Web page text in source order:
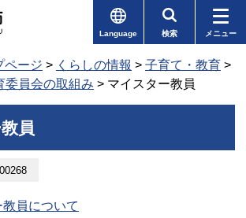
Language 検索 メニュー
ページ > くらしの情報 > 子育て・教育 >
委員会の取組み > マイスター教員
員
員について